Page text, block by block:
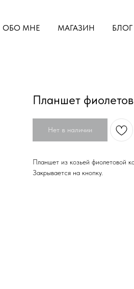
ОБО МНЕ МАГАЗИН БЛОГ
Планшет
Нет в наличии
Планшет из козьей фиолетовой
Закрывается на кнопку.